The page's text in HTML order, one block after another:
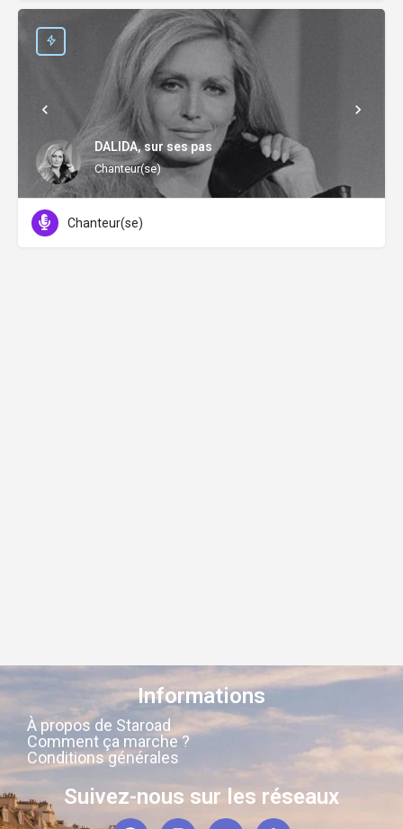
DALIDA, sur ses pas
Chanteur(se)
Chanteur(se)
Informations
À propos de Staroad
Comment ça marche ?
Conditions générales
Suivez-nous sur les réseaux